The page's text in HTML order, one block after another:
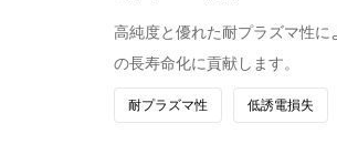
高純度と優れた耐プラズマ性に
の長寿命化に貢献します。
耐プラズマ性 低誘電損失